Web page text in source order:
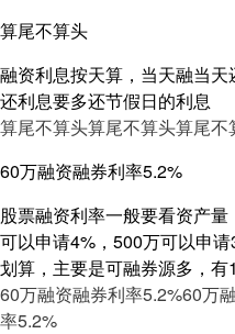
算尾不算头
融资利息按天算，当天融当
还利息要多还节假日的利息
算尾不算头算尾不算头算尾不
60万融资融券利率5.2%
股票融资利率一般要看资产
可以申请4%，500万可以申
划算，主要是可融券源多，
60万融资融券利率5.2%60万
率5.2%